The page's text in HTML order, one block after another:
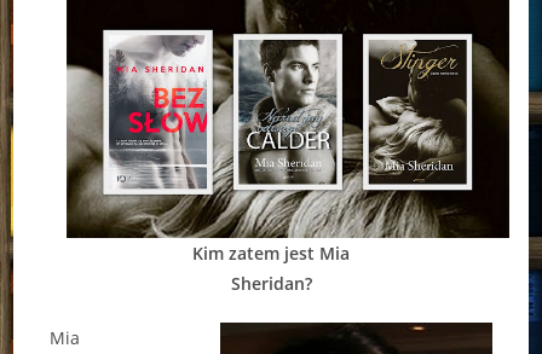
Kim zatem jest Mia
Sheridan?
Mia